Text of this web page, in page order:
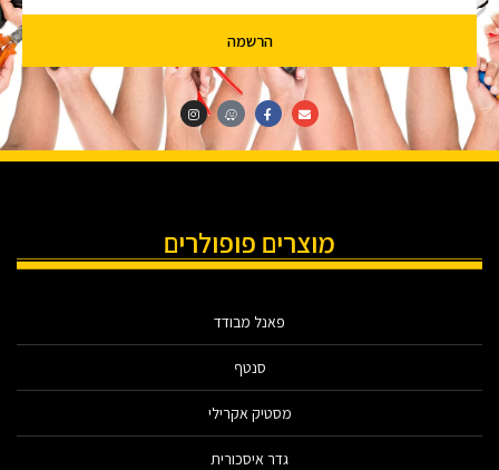
הרשמה
מוצרים פופולרים
פאנל מבודד
סנטף
מסטיק אקרילי
גדר איסכורית